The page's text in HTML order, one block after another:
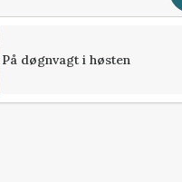
På døgnvagt i høsten